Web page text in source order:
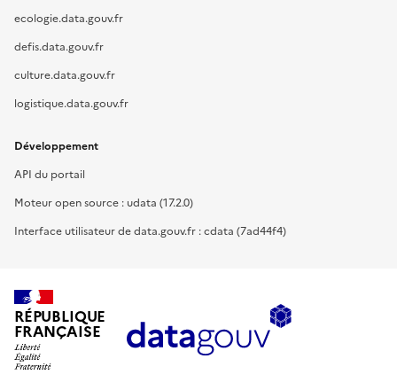
ecologie.data.gouv.fr
defis.data.gouv.fr
culture.data.gouv.fr
logistique.data.gouv.fr
Développement
API du portail
Moteur open source : udata (17.2.0)
Interface utilisateur de data.gouv.fr : cdata (7ad44f4)
RÉPUBLIQUE
FRANÇAISE